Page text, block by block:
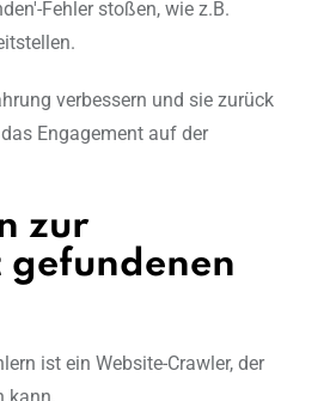
Fehler stoßen, wie z.B.
verbessern und sie zurück
Engagement auf der
zur
gefundenen
ist ein Website-Crawler, der